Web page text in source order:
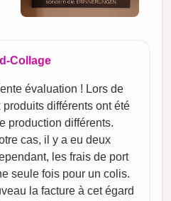
Collage
évaluation ! Lors de
différents ont été
production différents.
cas, il y a eu deux
les frais de port
seule fois pour un colis.
la facture à cet égard